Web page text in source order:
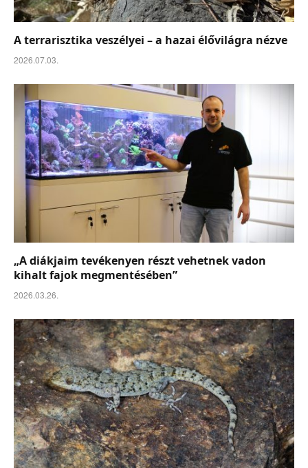
A terrarisztika veszélyei – a hazai élővilágra nézve
2026.07.03.
„A diákjaim tevékenyen részt vehetnek vadon
kihalt fajok megmentésében”
2026.03.26.